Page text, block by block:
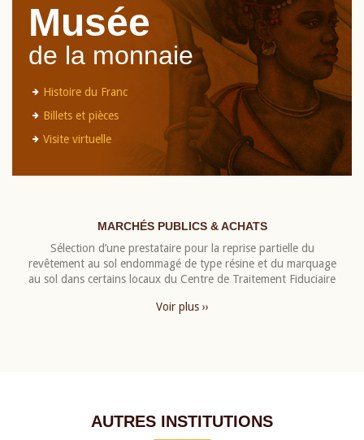
Musée
de la monnaie
Histoire du Franc
Billets et pièces
Visite virtuelle
MARCHÉS PUBLICS & ACHATS
Sélection d’une prestataire pour la reprise partielle du
revêtement au sol endommagé de type résine et du marquage
au sol dans certains locaux du Centre de Traitement Fiduciaire
Voir plus ››
AUTRES INSTITUTIONS